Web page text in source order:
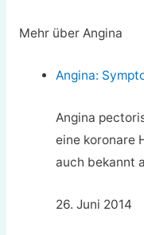
Mehr über Angina
Angina:
Angina
eine koronare
auch bekannt
26. Juni 2014